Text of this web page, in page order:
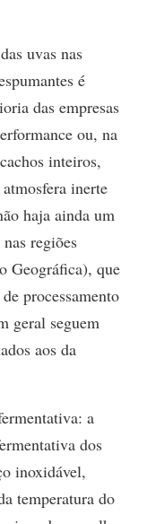
uvas nas
é
das empresas
ou, na
inteiros,
inerte
haja ainda um
regiões
Geográfica), que
processamento
geral seguem
aos da
a
dos
inoxidável,
temperatura do